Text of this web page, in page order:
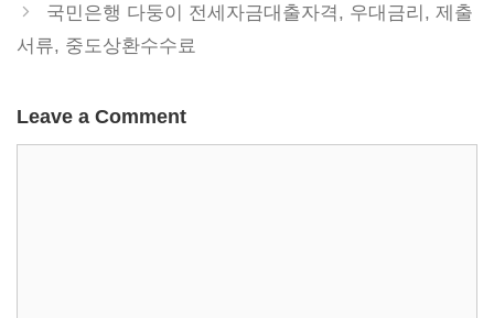
국민은행 다둥이 전세자금대출자격, 우대금리, 제출
서류, 중도상환수수료
Leave a Comment
Comment